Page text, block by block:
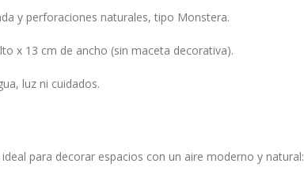
y perforaciones naturales, tipo Monstera.
x 13 cm de ancho (sin maceta decorativa).
luz ni cuidados.
para decorar espacios con un aire moderno y natural: